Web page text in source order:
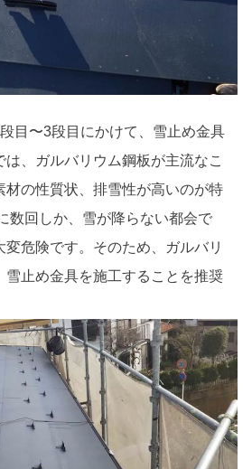
目〜3段目にかけて、雪止め金具
は、ガルバリウム鋼板が主流なこ
材の性質状、排雪性が高いのが特
数回しか、雪が降らない都会で
危険です。そのため、ガルバリ
雪止め金具を施工することを推奨